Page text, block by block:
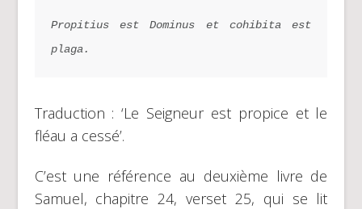
Propitius est Dominus et cohibita est
plaga.
Traduction : ‘Le Seigneur est propice et le
fléau a cessé’.
C’est une référence au deuxième livre de
Samuel, chapitre 24, verset 25, qui se lit